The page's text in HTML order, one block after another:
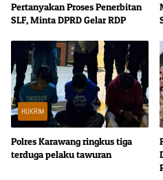
Pertanyakan Proses Penerbitan
SLF, Minta DPRD Gelar RDP
HUKRIM
Polres Karawang ringkus tiga
terduga pelaku tawuran